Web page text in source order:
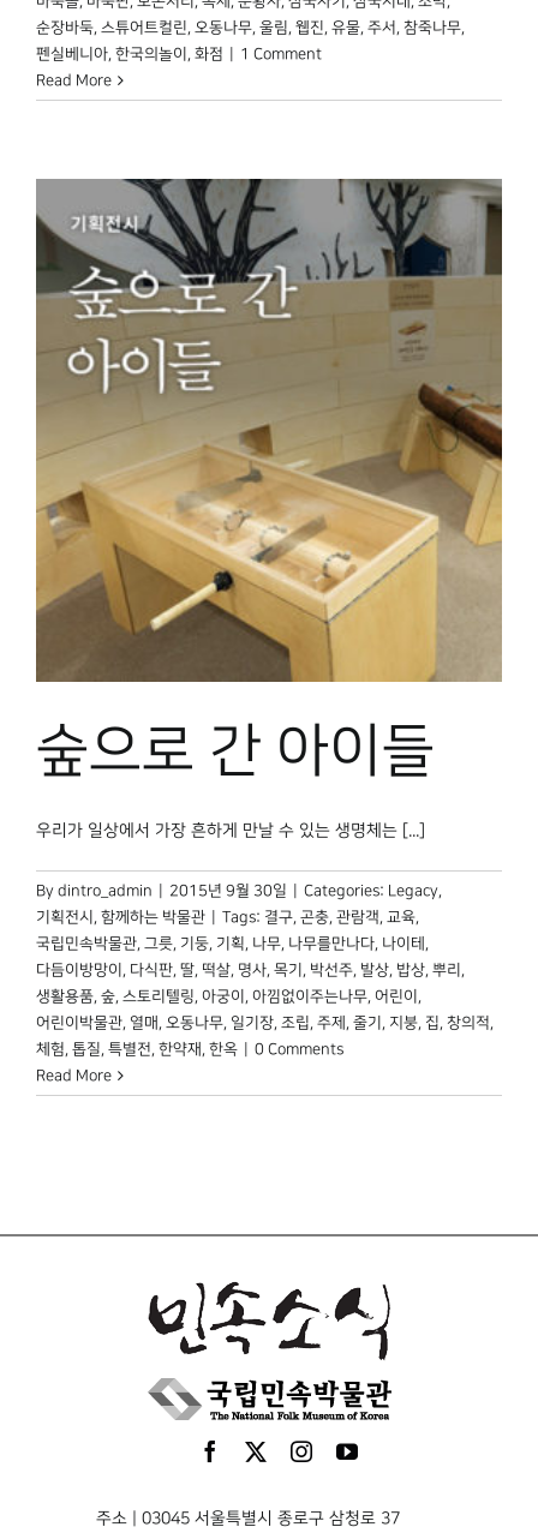
순장바둑, 스튜어트컬린, 오동나무, 울림, 웹진, 유물, 주서 , 참죽나무,
펜실베니아, 한국의놀이 , 화점
1 Comment
Read More
숲으로 간 아이들
우리가 일상에서 가장 흔하게 만날 수 있는 생명체는 [...]
By dintro_admin 2015년 9월 30일 Categories: Legacy,
기획전시 , 함께하는 박물관 Tags: 결구, 곤충, 관람객, 교육,
국립민속박물관, 그릇, 기둥, 기획, 나무, 나무를만나다, 나이테 ,
다듬이방망이 , 다식판, 딸, 떡살, 명사, 목기 , 박선주, 발상, 밥상, 뿌리 ,
생활용품, 숲, 스토리텔링, 아궁이 , 아낌없이주는나무, 어린이 ,
어린이박물관, 열매 , 오동나무, 일기장, 조립, 주제 , 줄기 , 지붕, 집, 창의적,
체험, 톱질, 특별전, 한약재 , 한옥
0 Comments
Read More
주소 | 03045 서울특별시 종로구 삼청로 37